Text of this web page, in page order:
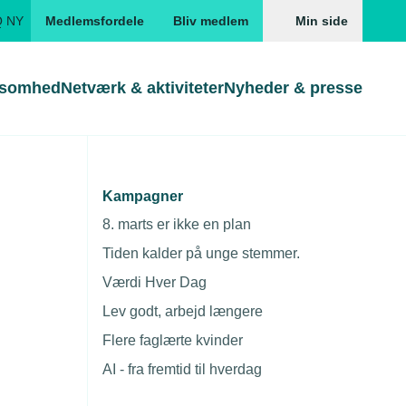
NY Medlemsfordele Bliv medlem Min side
Gå direkte til
Skabeloner og kontrakter
Beregn opsigelsesvarsel
Gå direkte til
Skabeloner
TEKNIQ app
Netværk & aktiviteterNyheder & presse
Kampagner
8. marts er ikke en plan
Tiden kalder på unge stemmer.
Værdi Hver Dag
Lev godt, arbejd længere
Flere faglærte kvinder
AI - fra fremtid til hverdag